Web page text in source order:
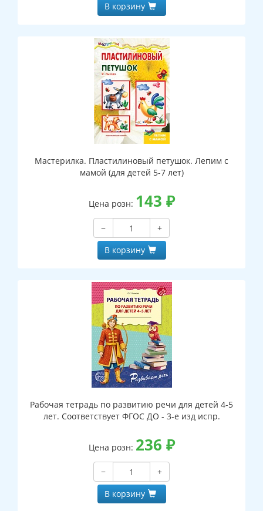
В корзину
Мастерилка. Пластилиновый петушок. Лепим с
мамой (для детей 5-7 лет)
Цена розн: 143 ₽
−
+
В корзину
Рабочая тетрадь по развитию речи для детей 4-5
лет. Соответствует ФГОС ДО - 3-е изд испр.
Цена розн: 236 ₽
−
+
В корзину